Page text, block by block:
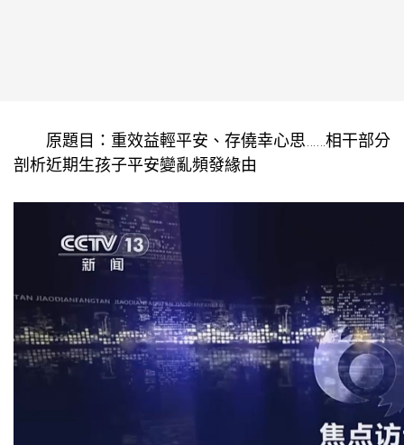
原題目：重效益輕平安、存僥幸心思……相干部分
剖析近期生孩子平安變亂頻發緣由